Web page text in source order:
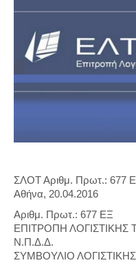
ΣΛΟΤ Αριθμ. Πρωτ.: 677
Αθήνα, 20.04.2016
Αριθμ. Πρωτ.: 677 ΕΞ
ΕΠΙΤΡΟΠΗ
Ν.Π.Δ.Δ.
ΣΥΜΒΟΥΛΙΟ